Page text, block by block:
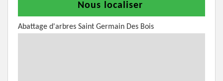
Nous localiser
Abattage d'arbres Saint Germain Des Bois